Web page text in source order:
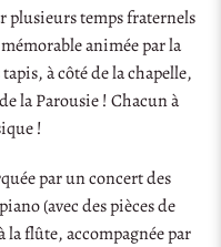
plusieurs temps fraternels
animée par la
à côté de la chapelle,
la Parousie ! Chacun à
!
par un concert des
(avec des pièces de
flûte, accompagnée par